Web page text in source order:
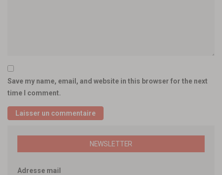
Save my name, email, and website in this browser for the next
time I comment.
NEWSLETTER
Adresse mail